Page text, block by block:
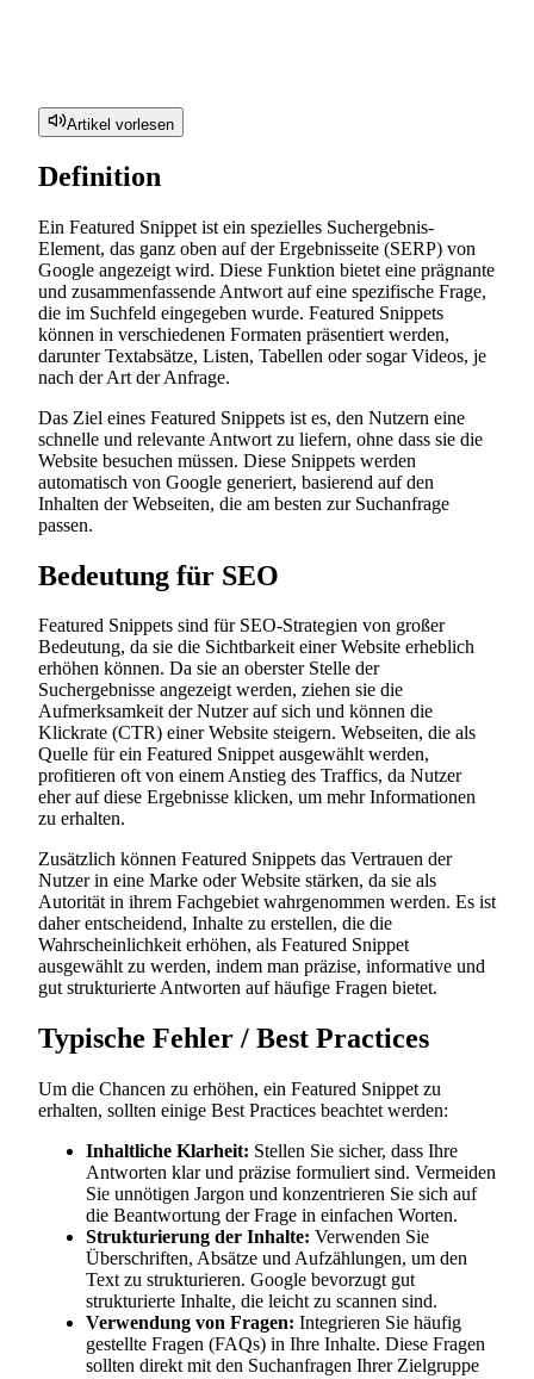
Artikel vorlesen
Definition
Ein Featured Snippet ist ein spezielles Suchergebnis-
Element, das ganz oben auf der Ergebnisseite (SERP) von
Google angezeigt wird. Diese Funktion bietet eine prägnante
und zusammenfassende Antwort auf eine spezifische Frage,
die im Suchfeld eingegeben wurde. Featured Snippets
können in verschiedenen Formaten präsentiert werden,
darunter Textabsätze, Listen, Tabellen oder sogar Videos, je
nach der Art der Anfrage.
Das Ziel eines Featured Snippets ist es, den Nutzern eine
schnelle und relevante Antwort zu liefern, ohne dass sie die
Website besuchen müssen. Diese Snippets werden
automatisch von Google generiert, basierend auf den
Inhalten der Webseiten, die am besten zur Suchanfrage
passen.
Bedeutung für SEO
Featured Snippets sind für SEO-Strategien von großer
Bedeutung, da sie die Sichtbarkeit einer Website erheblich
erhöhen können. Da sie an oberster Stelle der
Suchergebnisse angezeigt werden, ziehen sie die
Aufmerksamkeit der Nutzer auf sich und können die
Klickrate (CTR) einer Website steigern. Webseiten, die als
Quelle für ein Featured Snippet ausgewählt werden,
profitieren oft von einem Anstieg des Traffics, da Nutzer
eher auf diese Ergebnisse klicken, um mehr Informationen
zu erhalten.
Zusätzlich können Featured Snippets das Vertrauen der
Nutzer in eine Marke oder Website stärken, da sie als
Autorität in ihrem Fachgebiet wahrgenommen werden. Es ist
daher entscheidend, Inhalte zu erstellen, die die
Wahrscheinlichkeit erhöhen, als Featured Snippet
ausgewählt zu werden, indem man präzise, informative und
gut strukturierte Antworten auf häufige Fragen bietet.
Typische Fehler / Best Practices
Um die Chancen zu erhöhen, ein Featured Snippet zu
erhalten, sollten einige Best Practices beachtet werden:
Inhaltliche Klarheit: Stellen Sie sicher, dass Ihre
Antworten klar und präzise formuliert sind. Vermeiden
Sie unnötigen Jargon und konzentrieren Sie sich auf
die Beantwortung der Frage in einfachen Worten.
Strukturierung der Inhalte: Verwenden Sie
Überschriften, Absätze und Aufzählungen, um den
Text zu strukturieren. Google bevorzugt gut
strukturierte Inhalte, die leicht zu scannen sind.
Verwendung von Fragen: Integrieren Sie häufig
gestellte Fragen (FAQs) in Ihre Inhalte. Diese Fragen
sollten direkt mit den Suchanfragen Ihrer Zielgruppe